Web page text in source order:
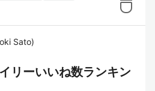
Sato)
リーいいね数ランキン